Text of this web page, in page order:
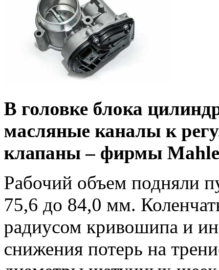
В головке блока
масляные каналы к
клапаны – фирмы
Рабочий объем подняли
75,6 до 84,0 мм.
радиусом кривошипа и
снижения потерь на